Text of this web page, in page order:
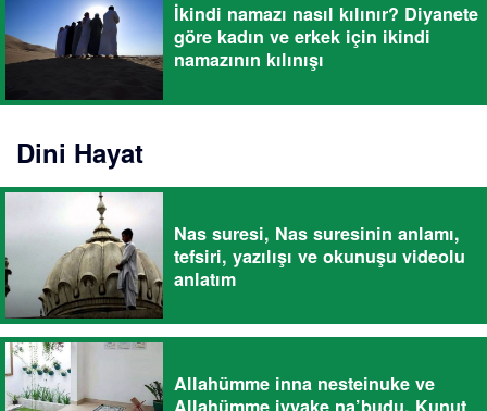
İkindi namazı nasıl kılınır? Diyanete
göre kadın ve erkek için ikindi
namazının kılınışı
Dini Hayat
Nas suresi, Nas suresinin anlamı,
tefsiri, yazılışı ve okunuşu videolu
anlatım
Allahümme inna nesteinuke ve
Allahümme iyyake na’budu, Kunut